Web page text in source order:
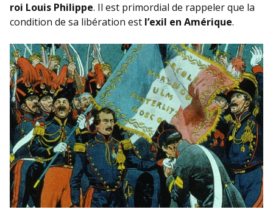
roi Louis Philippe. Il est primordial de rappeler que la
condition de sa libération est l’exil en Amérique.